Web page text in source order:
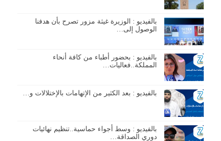
بالفيديو : الوزيرة غيثة مزور تصرح بأن هدفنا
الوصول إلى…
بالفيديو : بحضور أطباء من كافة أنحاء
المملكة..فعاليات…
بالفيديو : بعد الكثير من الإتهامات بالإختلالات و…
بالفيديو : وسط أجواء حماسية..تنظيم نهائيات
دوري الصداقة…